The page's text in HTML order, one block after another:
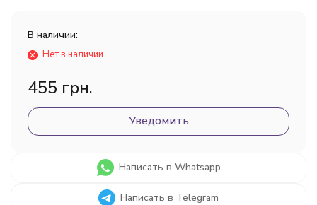
В наличии:
Нет в наличии
455 грн.
Уведомить
Написать в Whatsapp
Написать в Telegram